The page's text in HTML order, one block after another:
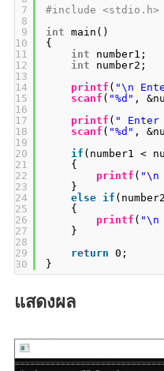
7
8
9
10
11
12
13
14
15
16
17
18
19
20
21
22
23
24
25
26
27
28
29
30
#include <stdio.h>
int main()
{
int
number1;
int
number2;
printf ( "\n
scanf ( "%d" ,
printf ( " Enter
scanf ( "%d" ,
if (number1 <
{
printf ( "\n
}
else if
{
printf ( "\n
}
return 0;
}
แสดงผล